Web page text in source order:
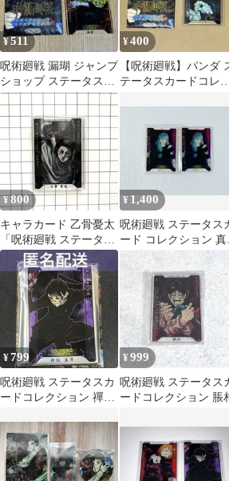
¥511
呪術廻戦 漏瑚 ジャンプ
ショップ ステータスカ
ードコレクション第1弾
¥400
【呪術廻戦】パンダ
テータスカードコレ
¥800
キャラカード 乙骨憂太
「呪術廻戦 ステータス
カードコレクション 第
1弾」
¥1,400
呪術廻戦 ステータス
ード コレクション 真
2点
¥799
呪術廻戦 ステータスカ
ードコレクション 禪院
¥999
呪術廻戦 ステータス
ードコレクション 脹